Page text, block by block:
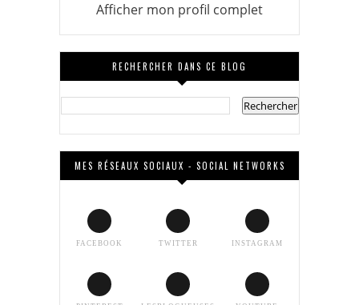
Afficher mon profil complet
RECHERCHER DANS CE BLOG
MES RÉSEAUX SOCIAUX - SOCIAL NETWORKS
FACEBOOK TWITTER INSTAGRAM